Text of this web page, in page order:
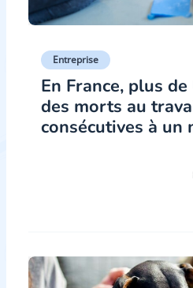
Entreprise
En France, plus
des morts au
consécutives à un